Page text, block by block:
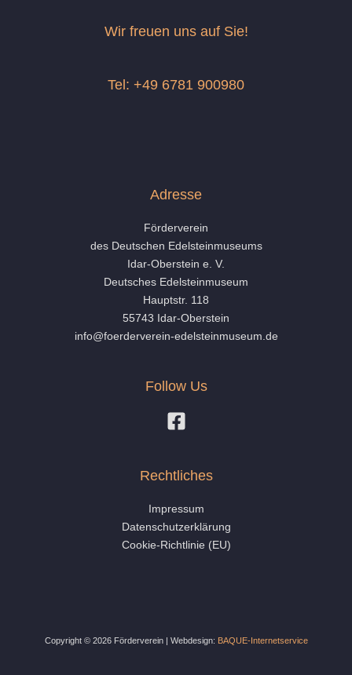
Wir freuen uns auf Sie!
Tel: +49 6781 900980
Adresse
Förderverein
des Deutschen Edelsteinmuseums
Idar-Oberstein e. V.
Deutsches Edelsteinmuseum
Hauptstr. 118
55743 Idar-Oberstein
info@foerderverein-edelsteinmuseum.de
Follow Us
Rechtliches
Impressum
Datenschutzerklärung
Cookie-Richtlinie (EU)
Copyright © 2026 Förderverein | Webdesign: BAQUE-Internetservice